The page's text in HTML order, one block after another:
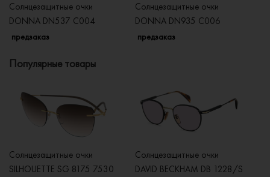
Солнцезащитные очки
DONNA DN537 C004
предзаказ
Солнцезащитные очки
DONNA DN935 C006
предзаказ
Популярные товары
Солнцезащитные очки
SILHOUETTE SG 8175 7530
Солнцезащитные очки
DAVID BECKHAM DB 1228/S